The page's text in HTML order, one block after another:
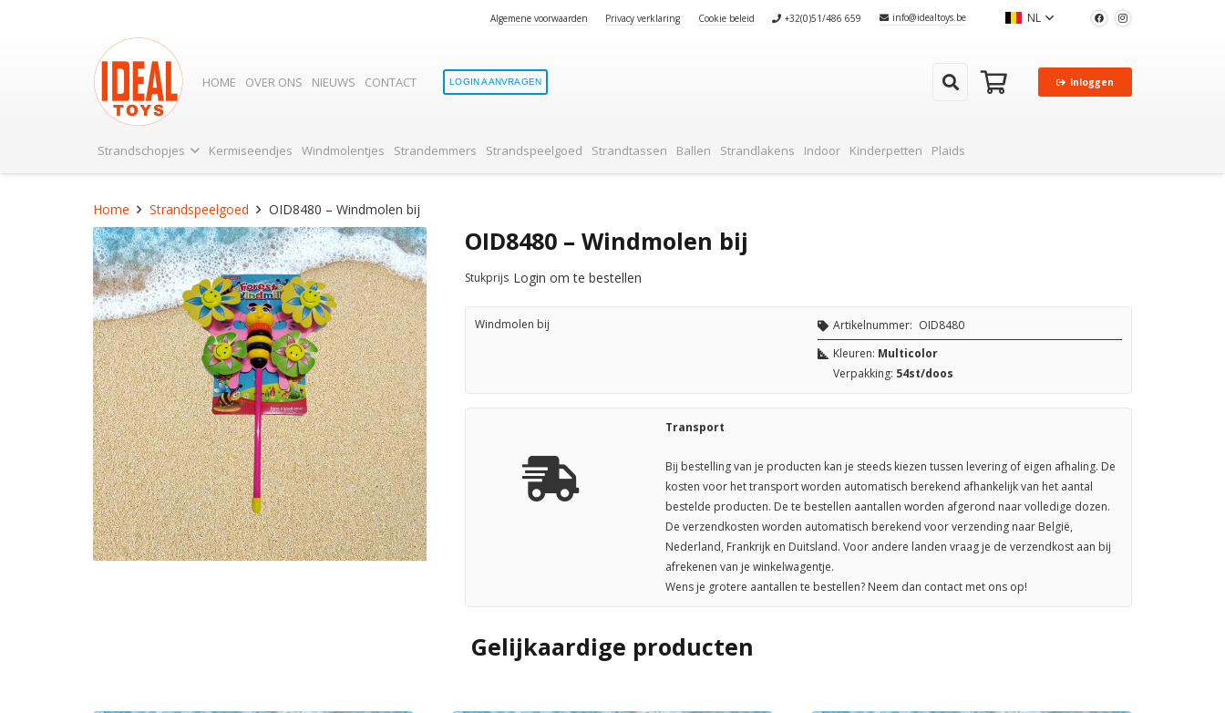
Algemene voorwaarden Privacy verklaring Cookie beleid +32(0)51/486 659 info@idealtoys.be NL
HOME OVER ONS NIEUWS CONTACT LOGIN AANVRAGEN Inloggen
Strandschopjes Kermiseendjes Windmolentjes Strandemmers Strandspeelgoed Strandtassen Ballen Strandlakens Indoor Kinderpetten Plaids
Home Strandspeelgoed OID8480 – Windmolen bij
OID8480 – Windmolen bij
Stukprijs Login om te bestellen
Windmolen bij Artikelnummer: OID8480
Kleuren: Multicolor
Verpakking: 54st/doos
Transport
Bij bestelling van je producten kan je steeds kiezen tussen levering of eigen afhaling. De
kosten voor het transport worden automatisch berekend afhankelijk van het aantal
bestelde producten. De te bestellen aantallen worden afgerond naar volledige dozen.
De verzendkosten worden automatisch berekend voor verzending naar België,
Nederland, Frankrijk en Duitsland. Voor andere landen vraag je de verzendkost aan bij
afrekenen van je winkelwagentje.
Wens je grotere aantallen te bestellen? Neem dan contact met ons op!
Gelijkaardige producten